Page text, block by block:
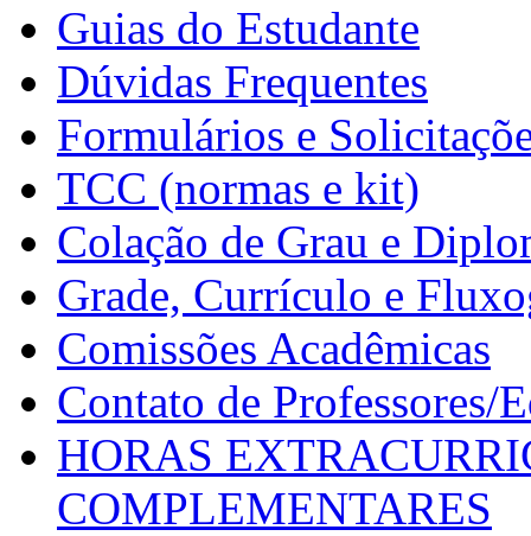
Guias do Estudante
Dúvidas Frequentes
Formulários e
TCC (normas e kit)
Colação de Grau e
Grade, Currículo e
Comissões Acadêmicas
Contato de Professores/
HORAS
COMPLEMENTARES